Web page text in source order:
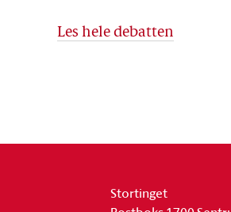
Les hele debatten
Stortinget